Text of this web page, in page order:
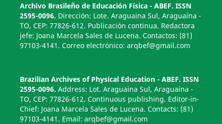
Archivo Brasileño de Educación Física - ABEF. ISSN
2595-0096. Dirección: Lote. Araguaina Sul, Araguaína -
TO, CEP: 77826-612. Publicación continua. Redactora
jefe: Joana Marcela Sales de Lucena. Contactos: (81)
97103-4141. Correo electrónico: arqbef@gmail.com
Brazilian Archives of Physical Education - ABEF. ISSN
2595-0096. Address: Lot. Araguaina Sul, Araguaína -
TO, CEP: 77826-612. Continuous publishing. Editor-in-
Chief: Joana Marcela Sales de Lucena. Contacts: (81)
97103-4141. Email: arqbef@gmail.com